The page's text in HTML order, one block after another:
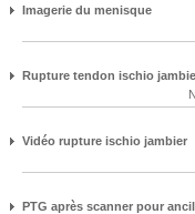
Imagerie du menisque
Rupture tendon ischio
Vidéo rupture ischio jambier
PTG après scanner pour